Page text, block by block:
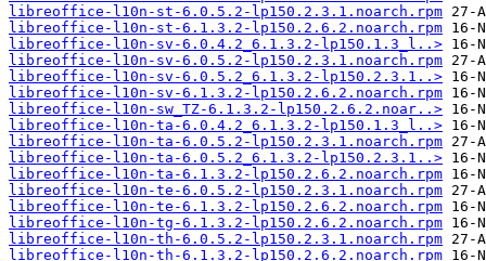
libreoffice-l10n-st-6.0.5.2-lp150.2.3.1.noarch.rpm
libreoffice-l10n-st-6.1.3.2-lp150.2.6.2.noarch.rpm
libreoffice-l10n-sv-6.0.4.2_6.1.3.2-lp150.1.3_l..>
libreoffice-l10n-sv-6.0.5.2-lp150.2.3.1.noarch.rpm
libreoffice-l10n-sv-6.0.5.2_6.1.3.2-lp150.2.3.1..>
libreoffice-l10n-sv-6.1.3.2-lp150.2.6.2.noarch.rpm
libreoffice-l10n-sw_TZ-6.1.3.2-lp150.2.6.2.noar..>
libreoffice-l10n-ta-6.0.4.2_6.1.3.2-lp150.1.3_l..>
libreoffice-l10n-ta-6.0.5.2-lp150.2.3.1.noarch.rpm
libreoffice-l10n-ta-6.0.5.2_6.1.3.2-lp150.2.3.1..>
libreoffice-l10n-ta-6.1.3.2-lp150.2.6.2.noarch.rpm
libreoffice-l10n-te-6.0.5.2-lp150.2.3.1.noarch.rpm
libreoffice-l10n-te-6.1.3.2-lp150.2.6.2.noarch.rpm
libreoffice-l10n-tg-6.1.3.2-lp150.2.6.2.noarch.rpm
libreoffice-l10n-th-6.0.5.2-lp150.2.3.1.noarch.rpm
libreoffice-l10n-th-6.1.3.2-lp150.2.6.2.noarch.rpm